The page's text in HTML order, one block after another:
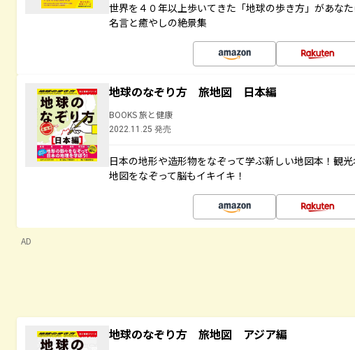
世界を４０年以上歩いてきた「地球の歩き方」があな
名言と癒やしの絶景集
地球のなぞり方 旅地図 日本編
BOOKS 旅と健康
2022.11.25 発売
日本の地形や造形物をなぞって学ぶ新しい地図本！観
地図をなぞって脳もイキイキ！
AD
地球のなぞり方 旅地図 アジア編